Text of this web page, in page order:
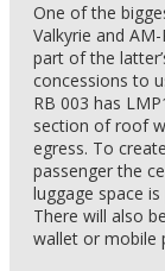
One of the
Valkyrie and
part of the
concessions to
RB 003 has
section of roof
egress. To
passenger the
luggage space
There will also
wallet or mobile